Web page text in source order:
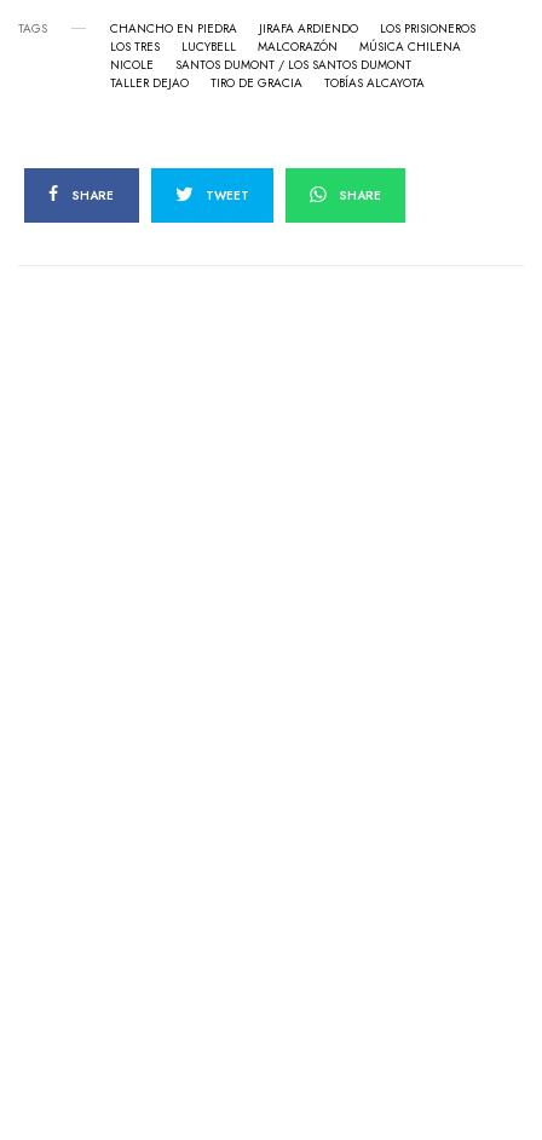
TAGS CHANCHO EN PIEDRA JIRAFA ARDIENDO
LOS PRISIONEROS
LOS TRES
LUCYBELL MALCORAZÓN
MÚSICA CHILENA
NICOLE
SANTOS DUMONT / LOS SANTOS DUMONT
TALLER DEJAO
TIRO DE GRACIA TOBÍAS ALCAYOTA
SHARE TWEET SHARE